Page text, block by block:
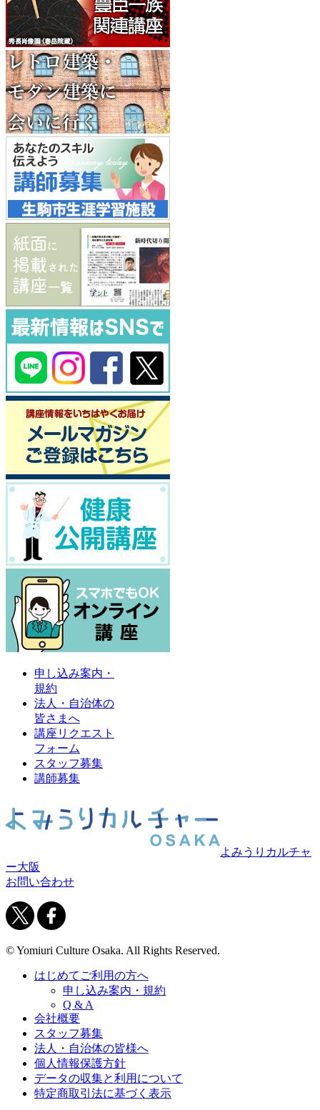
申し込み案内・
規約
法人・自治体の
皆さまへ
講座リクエスト
フォーム
スタッフ募集
講師募集
よみうりカルチャ
ー大阪
お問い合わせ
© Yomiuri Culture Osaka. All Rights Reserved.
はじめてご利用の方へ
申し込み案内・規約
Q & A
会社概要
スタッフ募集
法人・自治体の皆様へ
個人情報保護方針
データの収集と利用について
特定商取引法に基づく表示